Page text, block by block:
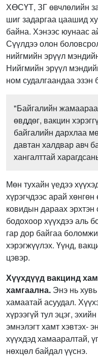
ХӨСҮТ, ЗГ өвчлөлийн
шиг задаргаа цаашид
байна. Хэнээс юунаас
Сүүлдээ олон
нийгмийн эрүүл
Нийгмийн эрүүл
ном судалгаандаа эзэн
"Байгалийн жамаараа
өвддөг, вакцин
байгалийн дархлаа
давтан халдвар авч
хангалттай
Мөн тухайн үедээ
хүрэгчдээс арай
ковидын дараах
бодохоор хүүхдээ аль
гар дор байгаа
хэрэгжүүлэх. Үүнд,
цэвэр.
Хүүхдүүд вакцинд
хамгаална. Энэ нь
хамаатай асуудал.
хүрээгүй тул эцэг,
эмнэлэгт хамт хэвтэх-
хүүхдэд хамааралтай,
нөхцөл байдал үүснэ.